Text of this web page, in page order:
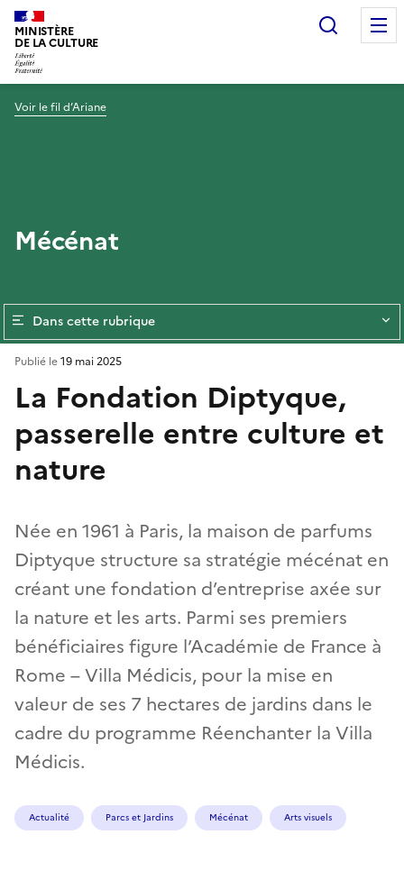
MINISTÈRE
DE LA CULTURE
Voir le fil d’Ariane
Mécénat
Dans cette rubrique
La Fondation Diptyque,
passerelle entre culture et
nature
Née en 1961 à Paris, la maison de parfums
Diptyque structure sa stratégie mécénat en
créant une fondation d’entreprise axée sur
la nature et les arts. Parmi ses premiers
bénéficiaires figure l’Académie de France à
Rome – Villa Médicis, pour la mise en
valeur de ses 7 hectares de jardins dans le
cadre du programme Réenchanter la Villa
Médicis.
Publié le19 mai 2025
Actualité Parcs et Jardins Mécénat Arts visuels